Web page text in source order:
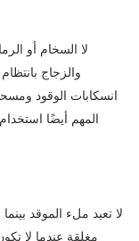
والزجاج
انسكابات الوقود
المهم أيضًا
لا تعيد ملء الموقد
مغلقة عندما لا